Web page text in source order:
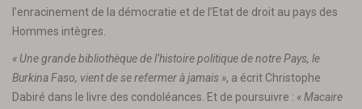
l’enracinement de la démocratie et de l’Etat de droit au pays des
Hommes intègres.
« Une grande bibliothèque de l’histoire politique de notre Pays, le
Burkina Faso, vient de se refermer à jamais », a écrit Christophe
Dabiré dans le livre des condoléances. Et de poursuivre : « Macaire